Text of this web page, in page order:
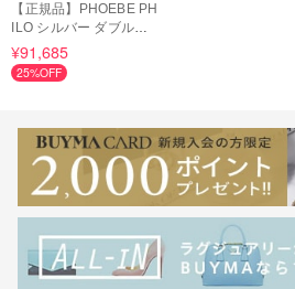
【正規品】PHOEBE PH
ILO シルバー ダブルピ
アス
¥91,685
25%OFF